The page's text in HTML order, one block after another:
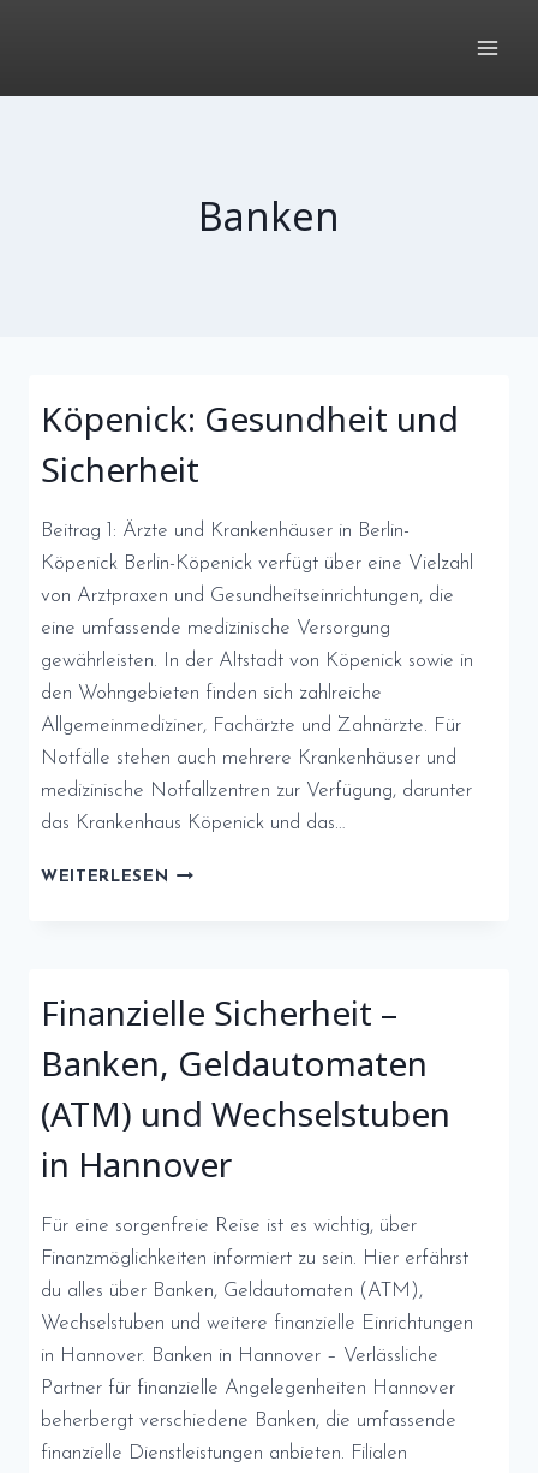
Banken
Köpenick: Gesundheit und
Sicherheit
Beitrag 1: Ärzte und Krankenhäuser in Berlin-
Köpenick Berlin-Köpenick verfügt über eine Vielzahl
von Arztpraxen und Gesundheitseinrichtungen, die
eine umfassende medizinische Versorgung
gewährleisten. In der Altstadt von Köpenick sowie in
den Wohngebieten finden sich zahlreiche
Allgemeinmediziner, Fachärzte und Zahnärzte. Für
Notfälle stehen auch mehrere Krankenhäuser und
medizinische Notfallzentren zur Verfügung, darunter
das Krankenhaus Köpenick und das…
WEITERLESEN KÖPENICK:
Finanzielle Sicherheit –
Banken, Geldautomaten
(ATM) und Wechselstuben
in Hannover
Für eine sorgenfreie Reise ist es wichtig, über
Finanzmöglichkeiten informiert zu sein. Hier erfährst
du alles über Banken, Geldautomaten (ATM),
Wechselstuben und weitere finanzielle Einrichtungen
in Hannover. Banken in Hannover – Verlässliche
Partner für finanzielle Angelegenheiten Hannover
beherbergt verschiedene Banken, die umfassende
finanzielle Dienstleistungen anbieten. Filialen